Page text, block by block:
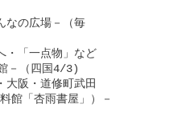
なの広場－（毎
・「一点物」など
－（四国4/3)
大阪・道修町武田
館「杏雨書屋」）－